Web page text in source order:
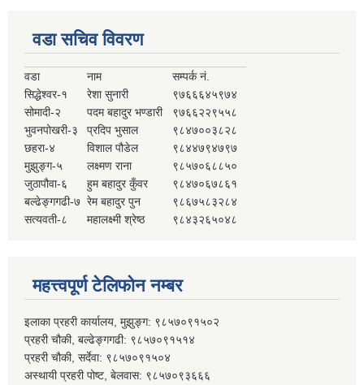
वडा सचिव विवरण
वडा नाम
सम्पर्क नं.
सिद्धेश्वर-१
रेशा सुनारी
९७६६६४५९७४
सोमादी-२
पदम बहादुर भण्डारी
९७६६२२९५५८
भुवनपोखरी-३
प्रदिप भुसाल
९८४७००३८२८
छहरा-४
विशाल पौडेल
९८४४७९४७९७
मुझुङ्ग-५
लक्ष्मण राना
९८५७०६८८५०
जुठापौवा-६
हुम बहादुर कुँवर
९८४७०६७८६१
बल्ढेङ्गगढी-७ रेम बहादुर पुन
९८६७५८३२८४
सत्यवती-८
महालक्ष्मी श्रेष्ठ ९८४३२६५०४८
महत्त्वपूर्ण टेलिफोन नम्बर
इलाका प्रहरी कार्यालय, मुझुङ्ग: ९८५७०९१५०२
प्रहरी चौकी, बल्ढेङ्गगढी: ९८५७०९१५१४
प्रहरी चौकी, सर्देवा: ९८५७०९१५०४
अस्थायी प्रहरी पोष्ट, बेलवास: ९८५७०९३६६६